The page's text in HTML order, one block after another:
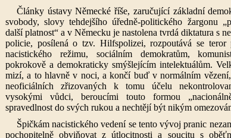
Články ústavy Německé říše, zaručující základní
svobody, slovy tehdejšího úředně-politického žargonu
další platnost“ a v Německu je nastolena tvrdá diktatura s
policie, posílená o tzv. Hilfspolizei, rozpoutává se teror
nacistického režimu, sociálním demokratům,
pokrokově a demokraticky smýšlejícím intelektuálům.
mizí, a to hlavně v noci, a končí buď v normálním
neoficiálních zřizovaných k tomu účelu
vysokými vůdci, beroucími touto formou
spravedlnost do svých rukou a nechtějí být nikým
Špičkám nacistického vedení se tento vývoj pranic
pochopitelně obviňovat z útlocitnosti a soucitu s